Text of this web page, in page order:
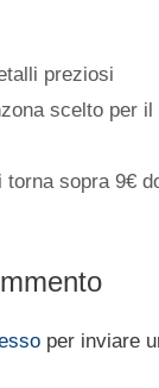
preziosi
scelto per
torna sopra 9€
per inviare